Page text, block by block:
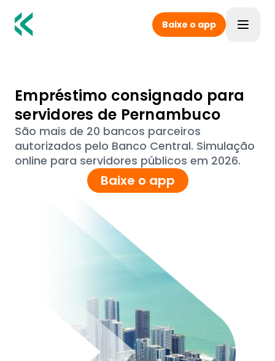
Baixe o app
Empréstimo consignado para
servidores de Pernambuco
São mais de 20 bancos parceiros
autorizados pelo Banco Central. Simulação
online para servidores públicos em 2026.
Baixe o app